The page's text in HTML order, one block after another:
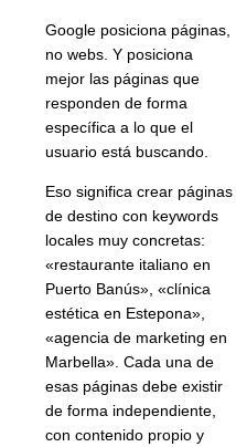
Google posiciona páginas,
no webs. Y posiciona
mejor las páginas que
responden de forma
específica a lo que el
usuario está buscando.
Eso significa crear páginas
de destino con keywords
locales muy concretas:
«restaurante italiano en
Puerto Banús», «clínica
estética en Estepona»,
«agencia de marketing en
Marbella». Cada una de
esas páginas debe existir
de forma independiente,
con contenido propio y